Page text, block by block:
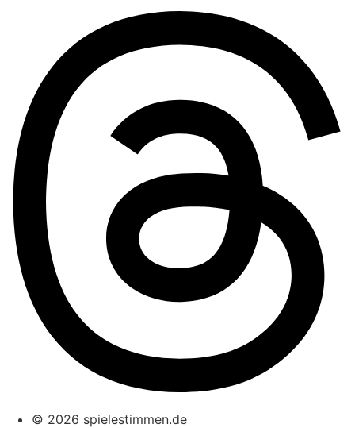
© 2026 spielestimmen.de